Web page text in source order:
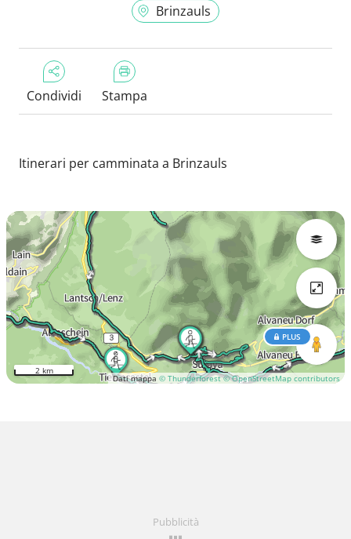
Brinzauls
Condividi Stampa
Itinerari per camminata a Brinzauls
Dati mappa © Thunderforest © OpenStreetMap contributors
PLUS
2 km
Pubblicità